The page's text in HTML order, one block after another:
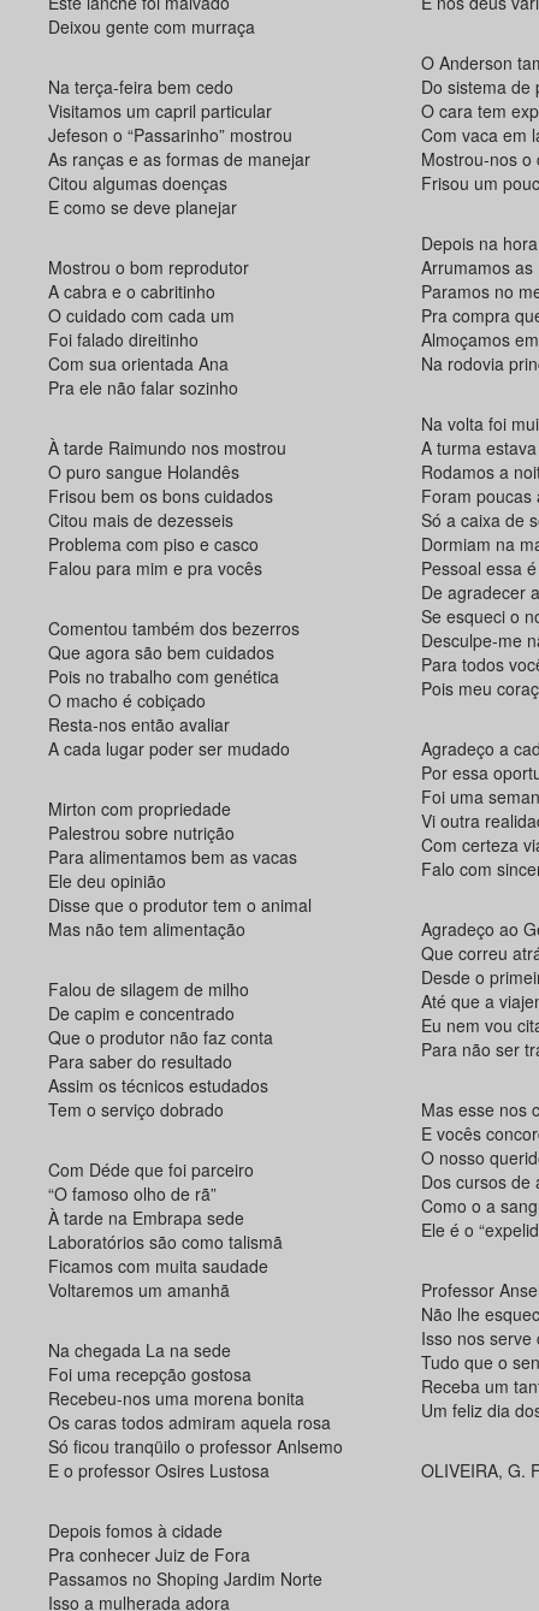
Deixou gente com murraça
Na terça-feira bem cedo
Visitamos um capril particular
Jefeson o “Passarinho” mostrou
As ranças e as formas de manejar
Citou algumas doenças
E como se deve planejar
Mostrou o bom reprodutor
A cabra e o cabritinho
O cuidado com cada um
Foi falado direitinho
Com sua orientada Ana
Pra ele não falar sozinho
À tarde Raimundo nos mostrou
O puro sangue Holandês
Frisou bem os bons cuidados
Citou mais de dezesseis
Problema com piso e casco
Falou para mim e pra vocês
Comentou também dos bezerros
Que agora são bem cuidados
Pois no trabalho com genética
O macho é cobiçado
Resta-nos então avaliar
A cada lugar poder ser mudado
Mirton com propriedade
Palestrou sobre nutrição
Para alimentamos bem as vacas
Ele deu opinião
Disse que o produtor tem o animal
Mas não tem alimentação
Falou de silagem de milho
De capim e concentrado
Que o produtor não faz conta
Para saber do resultado
Assim os técnicos estudados
Tem o serviço dobrado
Com Déde que foi parceiro
“O famoso olho de rã”
À tarde na Embrapa sede
Laboratórios são como talismã
Ficamos com muita saudade
Voltaremos um amanhã
Na chegada La na sede
Foi uma recepção gostosa
Recebeu-nos uma morena bonita
Os caras todos admiram aquela rosa
Só ficou tranqüilo o professor Anlsemo
E o professor Osires Lustosa
Depois fomos à cidade
Pra conhecer Juiz de Fora
Passamos no Shoping Jardim Norte
Isso a mulherada adora
O Anderson
Do sistema de
O cara tem
Com vaca em
Mostrou-nos o
Frisou um
Depois na
Arrumamos
Paramos no
Pra compra
Almoçamos
Na rodovia
Na volta foi
A turma
Rodamos a
Foram poucas
Só a caixa de
Dormiam na
Pessoal essa
De agradecer
Se esqueci o
Desculpe-me
Para todos
Pois meu
Agradeço a
Por essa
Foi uma
Vi outra
Com certeza
Falo com
Agradeço ao
Que correu
Desde o
Até que a
Eu nem vou
Para não ser
Mas esse nos
E vocês
O nosso
Dos cursos de
Como o a
Ele é o
Professor
Não lhe
Isso nos serve
Tudo que o
Receba um
Um feliz dia
OLIVEIRA, G.